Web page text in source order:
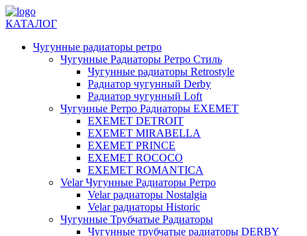
КАТАЛОГ
Чугунные радиаторы ретро
Чугунные Радиаторы Ретро Стиль
Чугунные радиаторы Retrostyle
Радиатор чугунный Derby
Радиатор чугунный Loft
Чугунные Ретро Радиаторы EXEMET
EXEMET DETROIT
EXEMET MIRABELLA
EXEMET PRINCE
EXEMET ROCOCO
EXEMET ROMANTICA
Velar Чугунные Радиаторы Ретро
Velar радиаторы Nostalgia
Velar радиаторы Historic
Чугунные Трубчатые Радиаторы
Чугунные трубчатые радиаторы DERBY